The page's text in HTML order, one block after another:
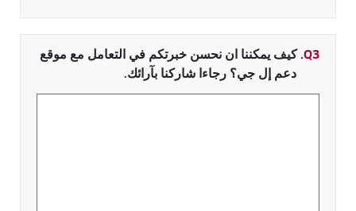
Q3. كيف يمكننا ان نحسن خبرتكم في التعامل مع موقع
دعم إل جي؟ رجاءا شاركنا بآرائك.